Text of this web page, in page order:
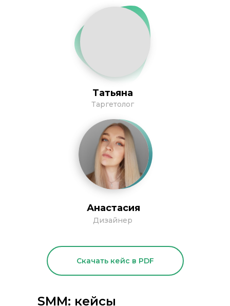
Таргетолог
Дизайнер
Татьяна
Анастасия
Скачать кейс в PDF
SMM: кейсы